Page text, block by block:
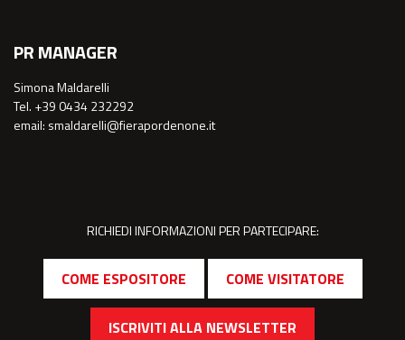
PR MANAGER
Simona Maldarelli
Tel. +39 0434 232292
email: smaldarelli@fierapordenone.it
RICHIEDI INFORMAZIONI PER PARTECIPARE:
COME ESPOSITORE COME VISITATORE
ISCRIVITI ALLA NEWSLETTER